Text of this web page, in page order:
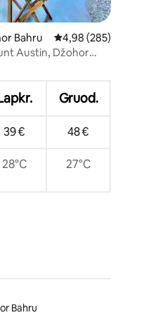
309
Bahru Vidutinis įvertinimas:
4,98 (285)
Austin, Džohor
Gruod.
39 € 48 €
28°C 27°C
Bahru